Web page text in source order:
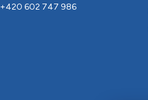
+420 602 747 986